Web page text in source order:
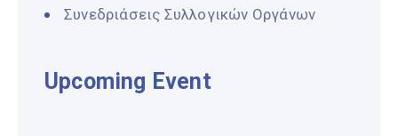
Συνεδριάσεις Συλλογικών Οργάνων
Upcoming Event